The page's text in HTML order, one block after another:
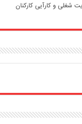
شغلی و کارآیی کارکنان